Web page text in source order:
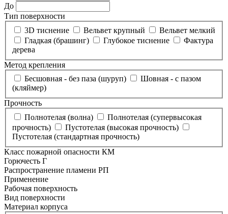
До
Тип поверхности
3D тиснение
Вельвет крупный
Вельвет мелкий
Гладкая (брашинг)
Глубокое тиснение
Фактура
дерева
Метод крепления
Бесшовная - без паза (шуруп)
Шовная - с пазом
(кляймер)
Прочность
Полнотелая (волна)
Полнотелая (супервысокая
прочность)
Пустотелая (высокая прочность)
Пустотелая (стандартная прочность)
Класс пожарной опасности КМ
Горючесть Г
Распространение пламени РП
Применение
Рабочая поверхность
Вид поверхности
Материал корпуса